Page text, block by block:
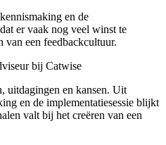
en de
er vaak nog veel winst te
van een feedbackcultuur.
bij Catwise
uitdagingen en kansen. Uit
en de implementatiesessie blijkt
valt bij het creëren van een